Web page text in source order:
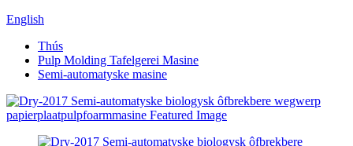
English
Thús
Pulp Molding Tafelgerei Masine
Semi-automatyske masine